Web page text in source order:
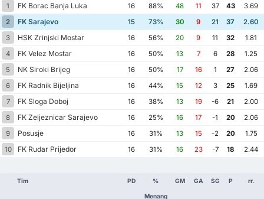
1 FK Borac Banja Luka 16 88% 48 11 37 43
3.69
2
FK Sarajevo 15 73% 30 9 21 37
2.60
3
HSK Zrinjski Mostar 16 56% 20 9 11 32
1.81
4
FK Velez Mostar 16 50% 13 7 6 28
1.25
5
NK Siroki Brijeg 16 50% 17 16 1 27
2.06
6
FK Radnik Bijeljina 16 44% 15 12 3 25
1.69
7
FK Sloga Doboj 16 38% 13 19 -6 21
2.00
8
FK Zeljeznicar Sarajevo 16 25% 16 17 -1 20
2.06
9
Posusje 16 31% 13 15 -2 20
1.75
10
FK Rudar Prijedor 16 31% 16 23 -7 18 2.44
Tim PD %
Menang
GM GA SG P rr.